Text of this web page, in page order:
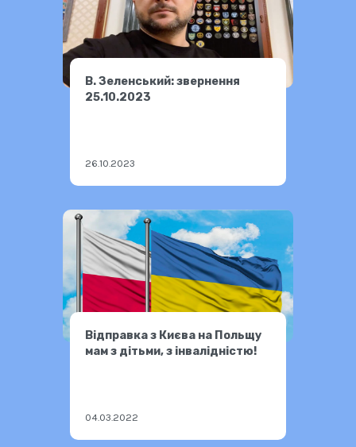
В. Зеленський: звернення
25.10.2023
26.10.2023
Відправка з Києва на Польщу
мам з дітьми, з інвалідністю!
04.03.2022